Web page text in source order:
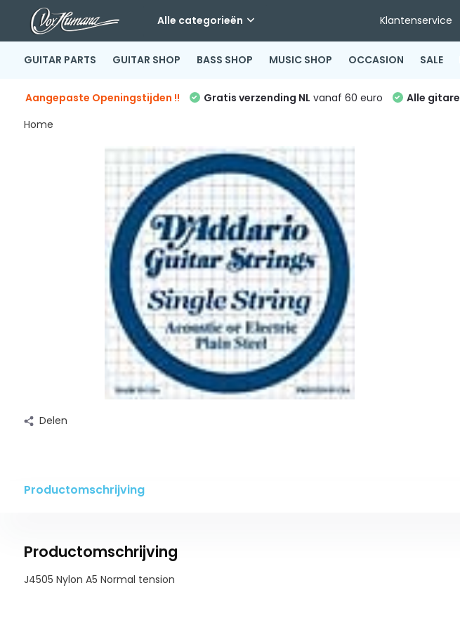
Alle categorieën Klantenservice
GUITAR PARTS GUITAR SHOP BASS SHOP MUSIC SHOP OCCASION SALE
Aangepaste Openingstijden !! Gratis verzending NL vanaf 60 euro Alle
Home
Delen
Productomschrijving
Productomschrijving
J4505 Nylon A5 Normal tension